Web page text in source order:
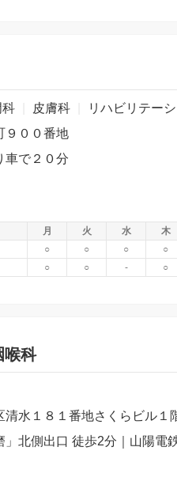
科 皮膚科
リハビリテーション
９００番地
車で２０分
月 火 水
木
○ ○ ○
○
○ ○ - ○
喉科
清水１８１番地さくらビル１